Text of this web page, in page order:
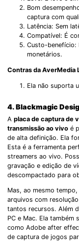
Bom
captura com
Latência: Sem
Compatível: É
Custo-benefício:
monetários.
Contras da AverMedia
Ela não suporta
4. Blackmagic
A placa de captura de
transmissão ao vivo é
de alta definição. Ela
Esta é a ferramenta
streamers ao vivo.
gravação e edição de
descompactado para
Mas, ao mesmo
arquivos com
tantos recursos. Além
PC e Mac. Ela
como Adobe after
de captura de jogos
Record.
Got It